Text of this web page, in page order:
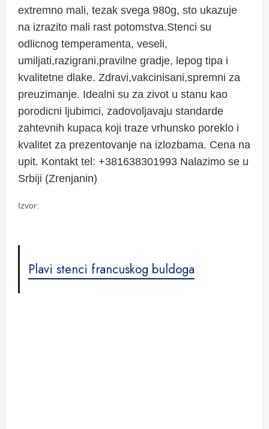
extremno mali, tezak svega 980g, sto ukazuje
na izrazito mali rast potomstva.Stenci su
odlicnog temperamenta, veseli,
umiljati,razigrani,pravilne gradje, lepog tipa i
kvalitetne dlake. Zdravi,vakcinisani,spremni za
preuzimanje. Idealni su za zivot u stanu kao
porodicni ljubimci, zadovoljavaju standarde
zahtevnih kupaca koji traze vrhunsko poreklo i
kvalitet za prezentovanje na izlozbama. Cena na
upit. Kontakt tel: +381638301993 Nalazimo se u
Srbiji (Zrenjanin)
Izvor:
Plavi stenci francuskog buldoga